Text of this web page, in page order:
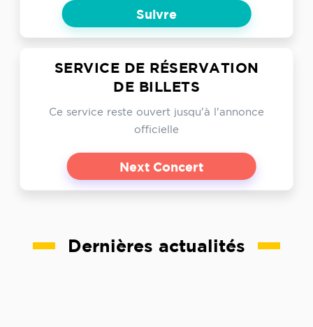
Suivre
SERVICE DE RÉSERVATION
DE BILLETS
Ce service reste ouvert jusqu'à l'annonce
officielle
Next Concert
Dernières actualités